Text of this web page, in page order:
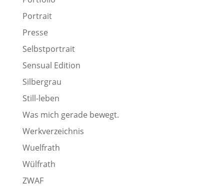
Portrait
Presse
Selbstportrait
Sensual Edition
Silbergrau
Still-leben
Was mich gerade bewegt.
Werkverzeichnis
Wuelfrath
Wülfrath
ZWAF